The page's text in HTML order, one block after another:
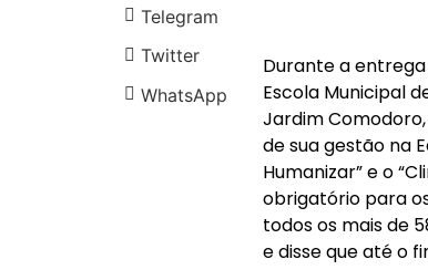
Telegram
Twitter
WhatsApp
Durante a
Escola Municipal
Jardim
de sua gestão na
Humanizar” e o
obrigatório para
todos os mais de
e disse que até o